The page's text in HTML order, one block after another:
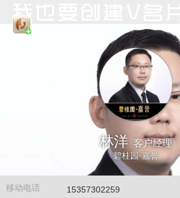
林洋 客户经理
碧桂园·嘉誉
移动电话 15357302259